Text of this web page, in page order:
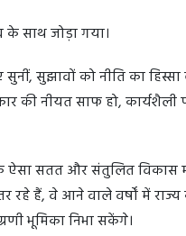
के साथ जोड़ा गया।
सुझावों को नीति का हिस्सा
की नीयत साफ हो, कार्यशैली
ऐसा सतत और संतुलित विकास
हैं, वे आने वाले वर्षों में
भूमिका निभा सकेंगे।